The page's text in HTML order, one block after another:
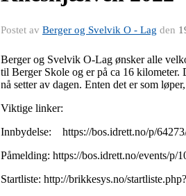
Postet av Berger og Svelvik O - Lag den
Berger og Svelvik O-Lag ønsker alle
til Berger Skole og er på ca 16 kilometer.
nå setter av dagen. Enten det er som
Viktige linker:
Innbydelse:
https://bos.idrett.no/p/
Påmelding: https://bos.idrett.no/events/p/
Startliste: http://brikkesys.no/